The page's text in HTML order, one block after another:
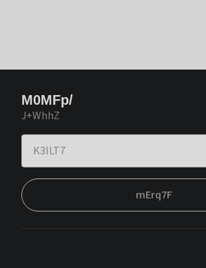
M0MFp/
J+WhhZ
mErq7F